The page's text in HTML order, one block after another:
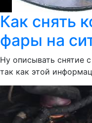
Как снять
фары на
Ну описывать снятие
так как этой